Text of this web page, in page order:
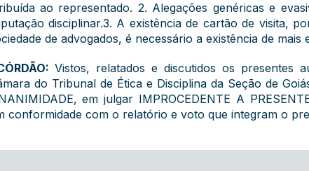
ao representado. 2. Alegações genéricas e
disciplinar.3. A existência de cartão de visita,
de advogados, é necessário a existência de mais
Vistos, relatados e discutidos os presentes
do Tribunal de Ética e Disciplina da Seção de
em julgar IMPROCEDENTE A
conformidade com o relatório e voto que integram o